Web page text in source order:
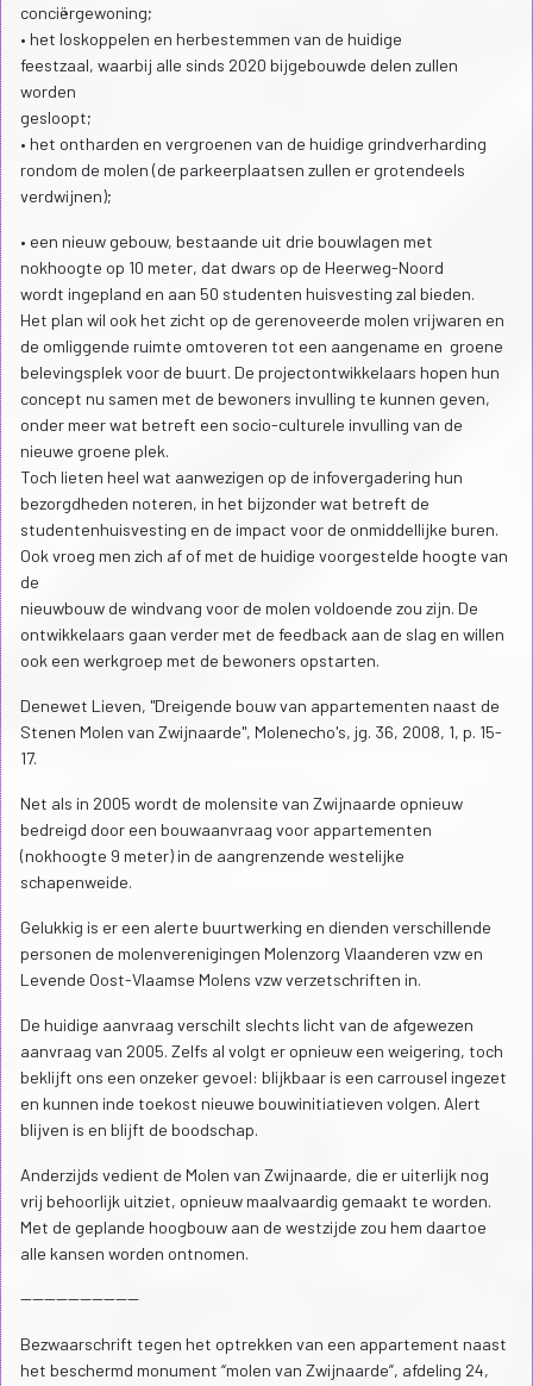
conciërgewoning;
• het loskoppelen en herbestemmen van de huidige
feestzaal, waarbij alle sinds 2020 bijgebouwde delen zullen
worden
gesloopt;
• het ontharden en vergroenen van de huidige grindverharding
rondom de molen (de parkeerplaatsen zullen er grotendeels
verdwijnen);
• een nieuw gebouw, bestaande uit drie bouwlagen met
nokhoogte op 10 meter, dat dwars op de Heerweg-Noord
wordt ingepland en aan 50 studenten huisvesting zal bieden.
Het plan wil ook het zicht op de gerenoveerde molen vrijwaren en
de omliggende ruimte omtoveren tot een aangename en groene
belevingsplek voor de buurt. De projectontwikkelaars hopen hun
concept nu samen met de bewoners invulling te kunnen geven,
onder meer wat betreft een socio-culturele invulling van de
nieuwe groene plek.
Toch lieten heel wat aanwezigen op de infovergadering hun
bezorgdheden noteren, in het bijzonder wat betreft de
studentenhuisvesting en de impact voor de onmiddellijke buren.
Ook vroeg men zich af of met de huidige voorgestelde hoogte van
de
nieuwbouw de windvang voor de molen voldoende zou zijn. De
ontwikkelaars gaan verder met de feedback aan de slag en willen
ook een werkgroep met de bewoners opstarten.
Denewet Lieven, "Dreigende bouw van appartementen naast de
Stenen Molen van Zwijnaarde", Molenecho's, jg. 36, 2008, 1, p. 15-
17.
Net als in 2005 wordt de molensite van Zwijnaarde opnieuw
bedreigd door een bouwaanvraag voor appartementen
(nokhoogte 9 meter) in de aangrenzende westelijke
schapenweide.
Gelukkig is er een alerte buurtwerking en dienden verschillende
personen de molenverenigingen Molenzorg Vlaanderen vzw en
Levende Oost-Vlaamse Molens vzw verzetschriften in.
De huidige aanvraag verschilt slechts licht van de afgewezen
aanvraag van 2005. Zelfs al volgt er opnieuw een weigering, toch
beklijft ons een onzeker gevoel: blijkbaar is een carrousel ingezet
en kunnen inde toekost nieuwe bouwinitiatieven volgen. Alert
blijven is en blijft de boodschap.
Anderzijds vedient de Molen van Zwijnaarde, die er uiterlijk nog
vrij behoorlijk uitziet, opnieuw maalvaardig gemaakt te worden.
Met de geplande hoogbouw aan de westzijde zou hem daartoe
alle kansen worden ontnomen.
--------------------
Bezwaarschrift tegen het optrekken van een appartement naast
het beschermd monument “molen van Zwijnaarde”, afdeling 24,